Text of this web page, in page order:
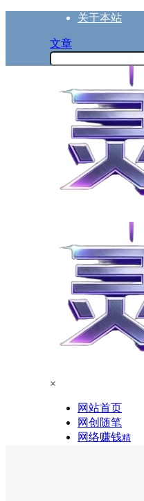
关于本站
文章
×
网站首页
网创随笔
网络赚钱精